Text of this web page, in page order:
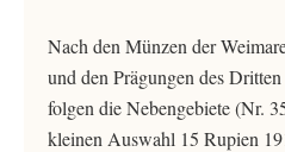
Nach den Münzen der
und den Prägungen des
folgen die Nebengebiete (Nr.
kleinen Auswahl 15 Rupien